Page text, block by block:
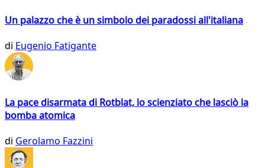
Un palazzo che è un simbolo dei paradossi all'italiana
di Eugenio Fatigante
La pace disarmata di Rotblat, lo scienziato che lasciò la
bomba atomica
di Gerolamo Fazzini